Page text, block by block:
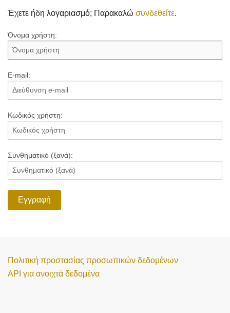
Έχετε ήδη λογαριασμό; Παρακαλώ συνδεθείτε.
Όνομα χρήστη:
E-mail:
Κωδικός χρήστη:
Συνθηματικό (ξανά):
Εγγραφή
Πολιτική προστασίας προσωπικών δεδομένων
API για ανοιχτά δεδομένα